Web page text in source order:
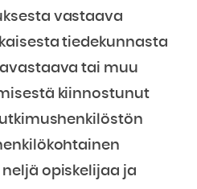
vastaava
tiedekunnasta
tai muu
kiinnostunut
opiskelijaa ja